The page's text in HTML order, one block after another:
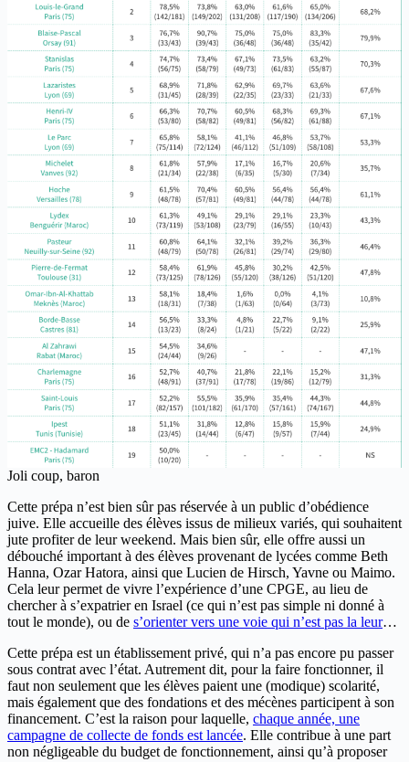
Joli coup, baron
Cette prépa n’est bien sûr pas réservée à un public d’obédience
juive. Elle accueille des élèves issus de milieux variés, qui souhaitent
jute profiter de leur weekend. Mais bien sûr, elle offre aussi un
débouché important à des élèves provenant de lycées comme Beth
Hanna, Ozar Hatora, ainsi que Lucien de Hirsch, Yavne ou Maimo.
Cela leur permet de vivre l’expérience d’une CPGE, au lieu de
chercher à s’expatrier en Israel (ce qui n’est pas simple ni donné à
tout le monde), ou de s’orienter vers une voie qui n’est pas la leur…
Cette prépa est un établissement privé, qui n’a pas encore pu passer
sous contrat avec l’état. Autrement dit, pour la faire fonctionner, il
faut non seulement que les élèves paient une (modique) scolarité,
mais également que des fondations et des mécènes participent à son
financement. C’est la raison pour laquelle, chaque année, une
campagne de collecte de fonds est lancée. Elle contribue à une part
non négligeable du budget de fonctionnement, ainsi qu’à proposer